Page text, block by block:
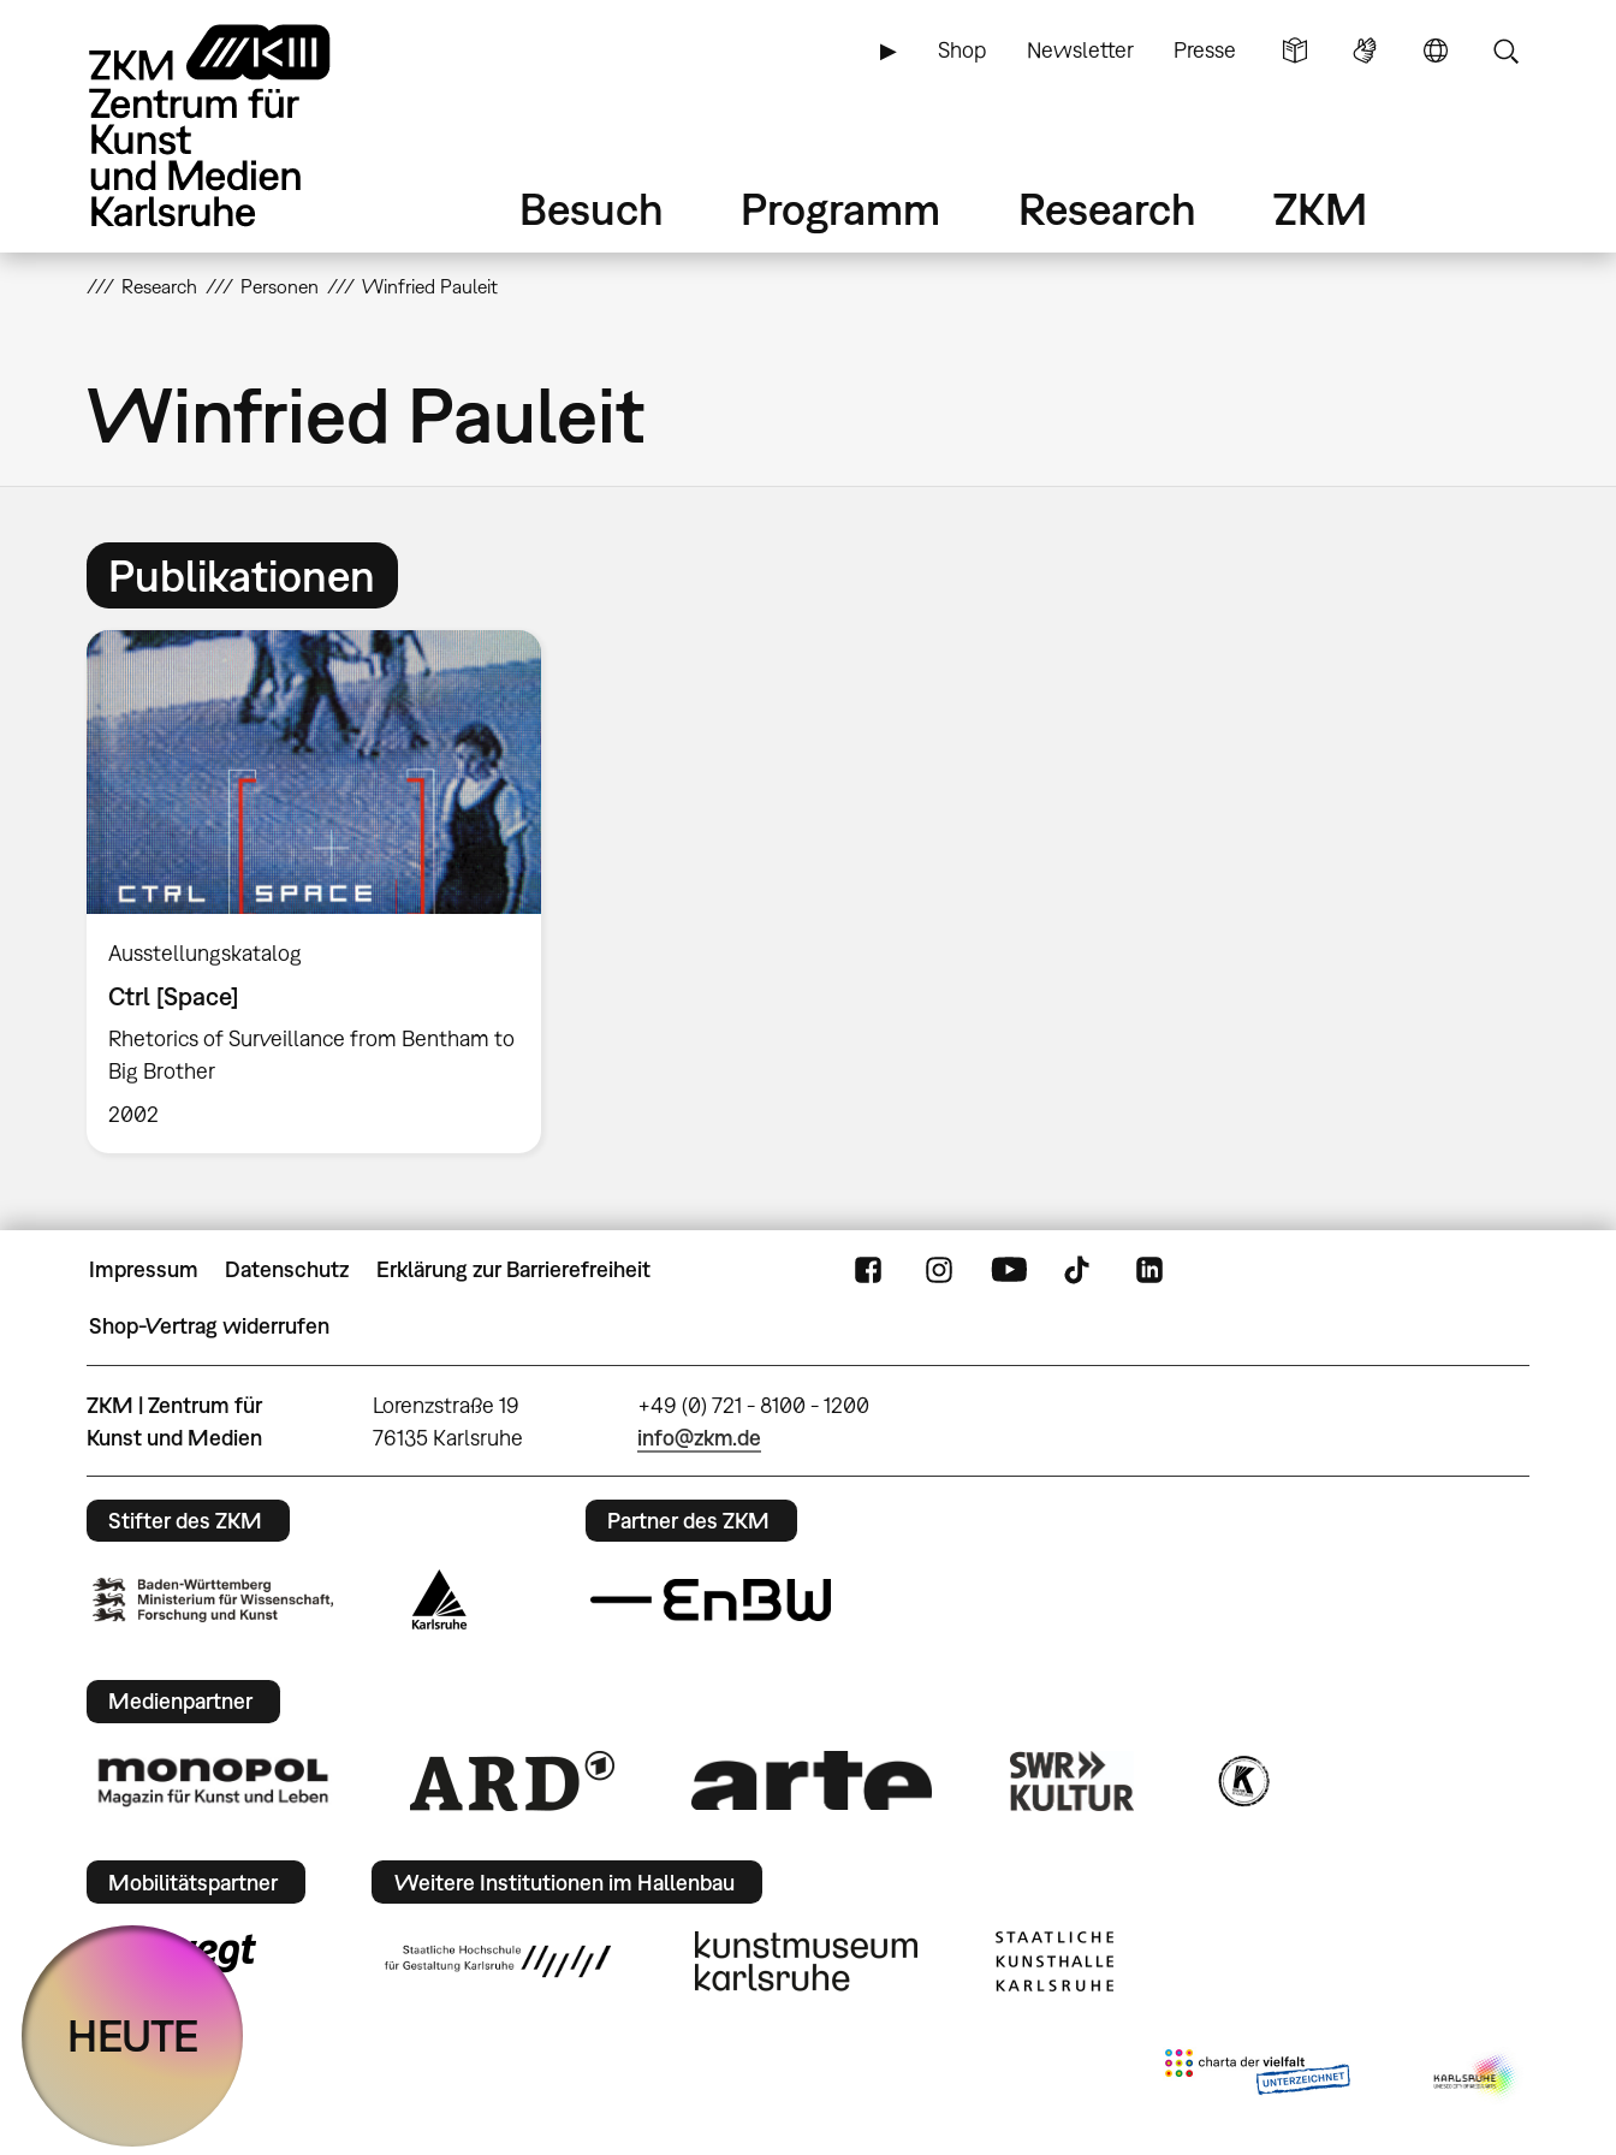
▶ Shop Newsletter Presse
Besuch Programm Research ZKM
Research Personen Winfried Pauleit
Winfried Pauleit
Publikationen
Ausstellungskatalog
Ctrl [Space]
Rhetorics of Surveillance from Bentham to
Big Brother
2002
Impressum Datenschutz Erklärung zur Barrierefreiheit
Shop-Vertrag widerrufen
ZKM | Zentrum für
Kunst und Medien
Lorenzstraße 19
76135 Karlsruhe
+49 (0) 721 - 8100 - 1200
info@zkm.de
Stifter des ZKM Partner des ZKM
Medienpartner
Mobilitätspartner Weitere Institutionen im Hallenbau
HEUTE